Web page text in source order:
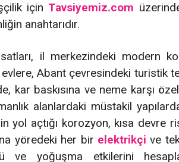
için Tavsiyemiz.com
anahtarıdır.
il merkezindeki modern
Abant çevresindeki turistik
kar baskısına ve neme karşı
alanlardaki müstakil
yol açtığı korozyon, kısa devre
yöredeki her bir elektrikçi ve
ve yoğuşma etkilerini